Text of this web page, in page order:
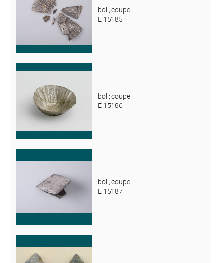
bol ; coupe
E 15185
bol ; coupe
E 15186
bol ; coupe
E 15187